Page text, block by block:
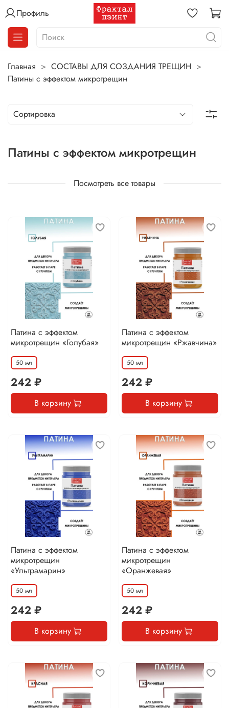
Профиль
Главная
СОСТАВЫ ДЛЯ СОЗДАНИЯ ТРЕЩИН
Патины с эффектом микротрещин
Патины с эффектом микротрещин
Посмотреть все товары
Патина с эффектом
микротрещин «Голубая»
50 мл
242 ₽
В корзину
Патина с эффектом
микротрещин «Ржавчина»
50 мл
242 ₽
В корзину
Патина с эффектом
микротрещин
«Ультрамарин»
50 мл
242 ₽
В корзину
Патина с эффектом
микротрещин
«Оранжевая»
50 мл
242 ₽
В корзину